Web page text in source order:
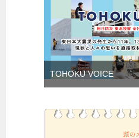
TOHOKU VOICE